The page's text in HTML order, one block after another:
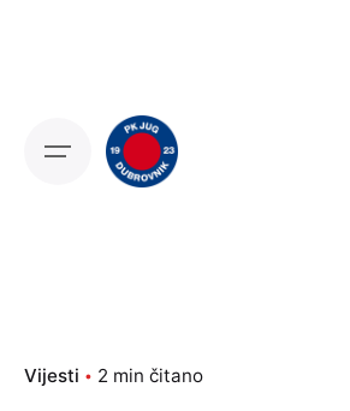
Vijesti 2 min čitano